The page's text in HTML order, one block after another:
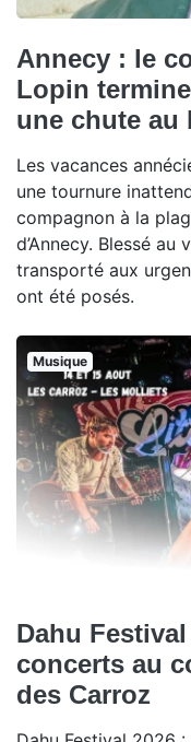
Annecy : le
Lopin
une chute au
Les vacances
une tournure
compagnon à la
d’Annecy. Blessé
transporté aux
ont été posés.
Musique
Dahu
concerts au
des Carroz